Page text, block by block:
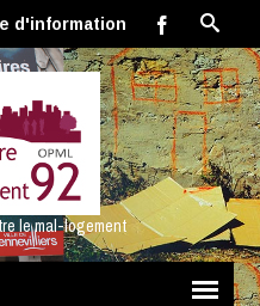
d'information
le mal-logement